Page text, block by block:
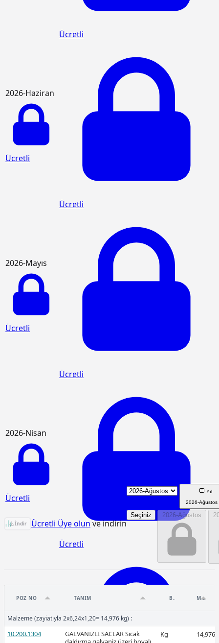
Ücretli
2026-Haziran
Ücretli
Ücretli
2026-Mayıs
Ücretli
Ücretli
2026-Nisan
Ücretli
Ücretli
2026-Mart
48.325.2003 Birim Fiyat Analizi
İndir Ücretli Üye olunve indirin
Yıl
2026-Ağustos
Seçiniz 2026-Ağustos
POZ NO TANIM BIRIM MIKTAR
Malzeme (zayiatıyla 2x6,24x1,20= 14,976 kg) :
10.200.1304
GALVANİZLİ SACLAR Sıcak
Kg 14,976